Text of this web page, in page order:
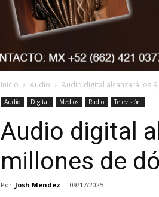
Inicio Audio Audio digital alcanzará los
Audio Digital Medios Radio Televisión
Audio digital
millones de
Por Josh Mendez - 09/17/2025